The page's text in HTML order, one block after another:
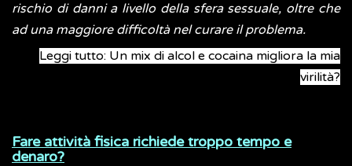
rischio di danni a livello della sfera sessuale, oltre che
ad una maggiore difficoltà nel curare il problema.
Leggi tutto: Un mix di alcol e cocaina migliora la mia
virilità?
Fare attività fisica richiede troppo tempo e
denaro?